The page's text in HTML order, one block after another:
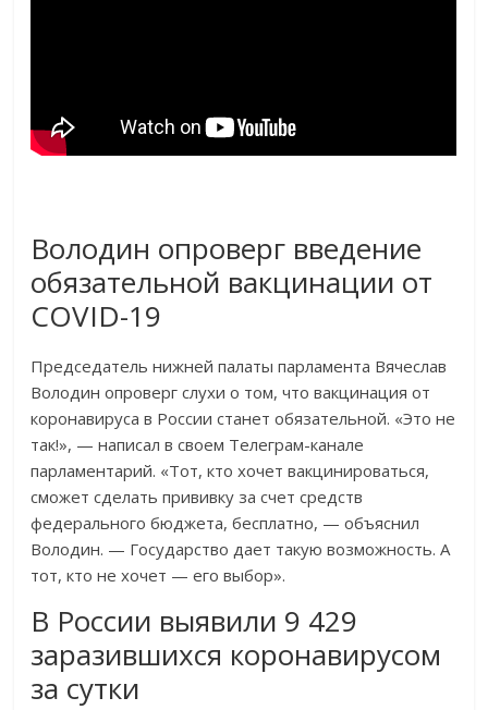
Володин опроверг введение
обязательной вакцинации от
COVID-19
Председатель нижней палаты парламента Вячеслав
Володин опроверг слухи о том, что вакцинация от
коронавируса в России станет обязательной. «Это не
так!», — написал в своем Телеграм-канале
парламентарий. «Тот, кто хочет вакцинироваться,
сможет сделать прививку за счет средств
федерального бюджета, бесплатно, — объяснил
Володин. — Государство дает такую возможность. А
тот, кто не хочет — его выбор».
В России выявили 9 429
заразившихся коронавирусом
за сутки